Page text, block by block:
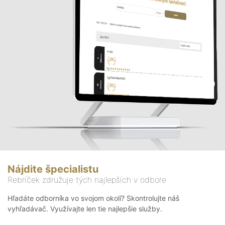
Nájdite špecialistu
Rebríček združuje tých najlepších v odbore
Hľadáte odborníka vo svojom okolí? Skontrolujte náš
vyhľadávač. Využívajte len tie najlepšie služby.